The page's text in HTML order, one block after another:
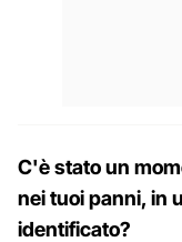
C'è stato un
nei tuoi panni, in
identificato?